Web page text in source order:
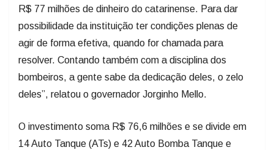
R$ 77 milhões de dinheiro do catarinense. Para dar
possibilidade da instituição ter condições plenas de
agir de forma efetiva, quando for chamada para
resolver. Contando também com a disciplina dos
bombeiros, a gente sabe da dedicação deles, o zelo
deles”, relatou o governador Jorginho Mello.
O investimento soma R$ 76,6 milhões e se divide em
14 Auto Tanque (ATs) e 42 Auto Bomba Tanque e